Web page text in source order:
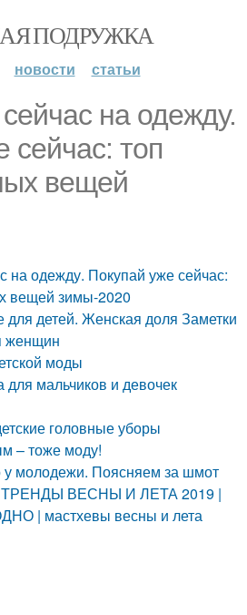
ПОДРУЖКА
новости статьи
на одежду.
сейчас: топ
вещей
на одежду. Покупай уже сейчас:
вещей зимы-2020
для детей. Женская доля Заметки
женщин
моды
мальчиков и девочек
головные уборы
– тоже моду!
у молодежи. Поясняем за шмот
ВЕСНЫ И ЛЕТА 2019 |
| мастхевы весны и лета